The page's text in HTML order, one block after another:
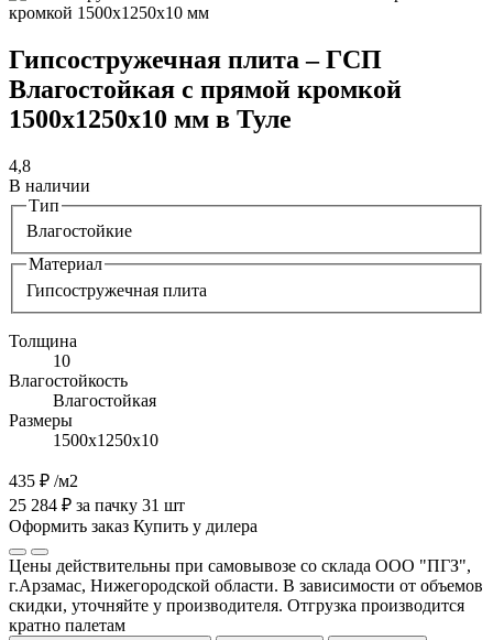
Гипсостружечная плита – ГСП
Влагостойкая с прямой кромкой
1500х1250х10 мм в Туле
4,8
В наличии
Тип
Влагостойкие
Материал
Гипсостружечная плита
Толщина
10
Влагостойкость
Влагостойкая
Размеры
1500х1250х10
435 ₽ /м2
25 284 ₽ за пачку 31 шт
Оформить заказ Купить у дилера
Цены действительны при самовывозе со склада ООО "ПГЗ",
г.Арзамас, Нижегородской области. В зависимости от объемов
скидки, уточняйте у производителя. Отгрузка производится
кратно палетам